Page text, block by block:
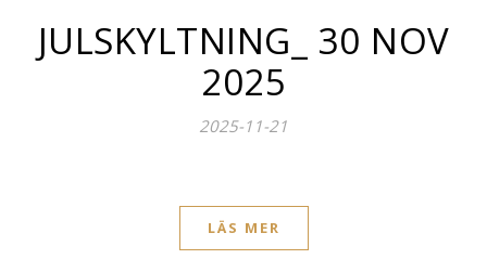
JULSKYLTNING_ 30 NOV
2025
2025-11-21
LÄS MER